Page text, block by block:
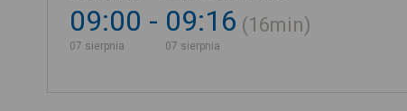
09:00
07 sierpnia
09:16
07 sierpnia
16min